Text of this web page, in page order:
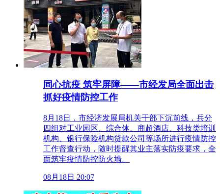
同心抗疫 筑牢屏障——市经发局全面出击
抓好疫情防控工作
8月18日，市经济发展局机关干部下沉前线，兵分
四组对工业园区、综合体、商超酒店、科技类培训
机构、银行保险机构贷款公司等场所进行疫情防控
工作督查行动，随时提醒其业主落实防疫要求，全
面筑牢疫情防控防火墙。
08月18日 20:07